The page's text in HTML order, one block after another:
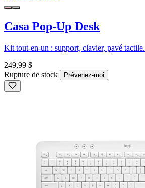
Casa Pop-Up Desk
Kit tout-en-un : support, clavier, pavé tactile.
249,99 $
Rupture de stock
Prévenez-moi